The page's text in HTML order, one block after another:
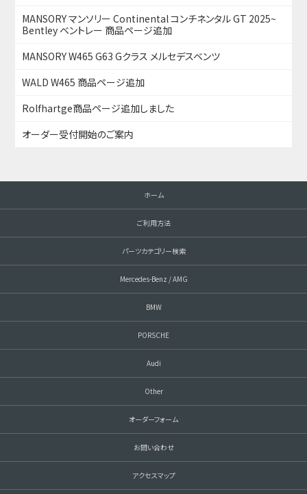
MANSORY マンソリー Continental コンチネンタル GT 2025~
Bentley ベントレー 商品ページ追加
MANSORY W465 G63 Gクラス メルセデスベンツ
WALD W465 商品ページ追加
Rolfhartge商品ページ追加しました
オーダー受付開始のご案内
ホーム
ご利用方法
パーツカテゴリー検索
Mercedes-Benz / AMG
BMW
PORSCHE
Audi
Other
オーダーフォーム
お問い合わせ
アクセスマップ